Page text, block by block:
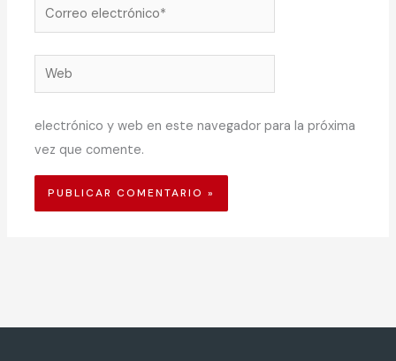
Correo
electrónico*
Web
electrónico y web en este navegador para la próxima
vez que comente.